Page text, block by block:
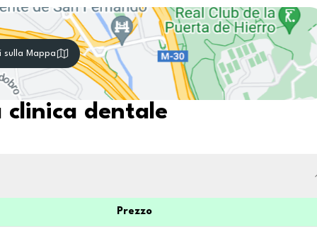
sulla Mappa
dentale
Prezzo